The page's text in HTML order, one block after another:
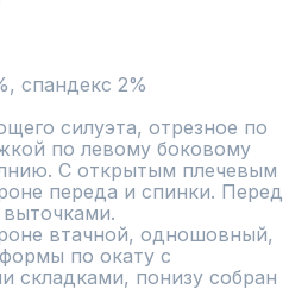
спандекс 2%
силуэта, отрезное по
по левому боковому
С открытым плечевым
переда и спинки. Перед
втачной, одношовный,
по окату с
складками, понизу собран